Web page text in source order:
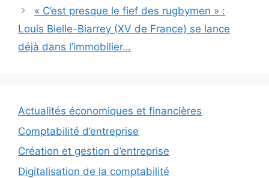
« C’est presque le fief des rugbymen » :
Louis Bielle-Biarrey (XV de France) se lance
déjà dans l’immobilier…
Actualités économiques et financières
Comptabilité d’entreprise
Création et gestion d’entreprise
Digitalisation de la comptabilité